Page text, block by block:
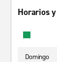
Horarios
Domingo